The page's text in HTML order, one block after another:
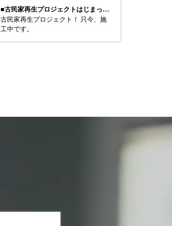
■古民家再生プロジェクトはじまっています…
古民家再生プロジェクト！ 只今、施
工中です。